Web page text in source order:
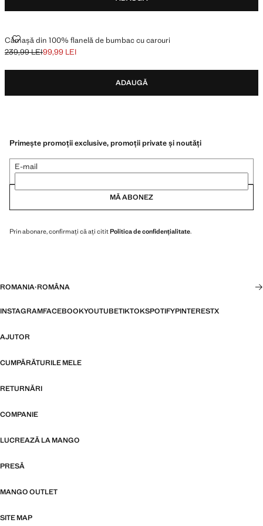
Cămașă din 100% flanelă de bumbac cu carouri
CĂMAȘĂ DIN 100% FLANELĂ DE BUMBAC CU CAROURI
Preț inițial tăiat [239,99 LEI ]
239,99 LEI
Preț actual [99,99 LEI ]
99,99 LEI
ADAUGĂ
Primește promoții exclusive, promoții private și noutăți
E-mail
MĂ ABONEZ
Prin abonare, confirmați că ați cititPolitica de confidențialitate.
ROMANIA·ROMÂNA
INSTAGRAMFACEBOOKYOUTUBETIKTOKSPOTIFYPINTERESTX
AJUTOR
CUMPĂRĂTURILE MELE
RETURNĂRI
COMPANIE
LUCREAZĂ LA MANGO
PRESĂ
MANGO OUTLET
SITE MAP